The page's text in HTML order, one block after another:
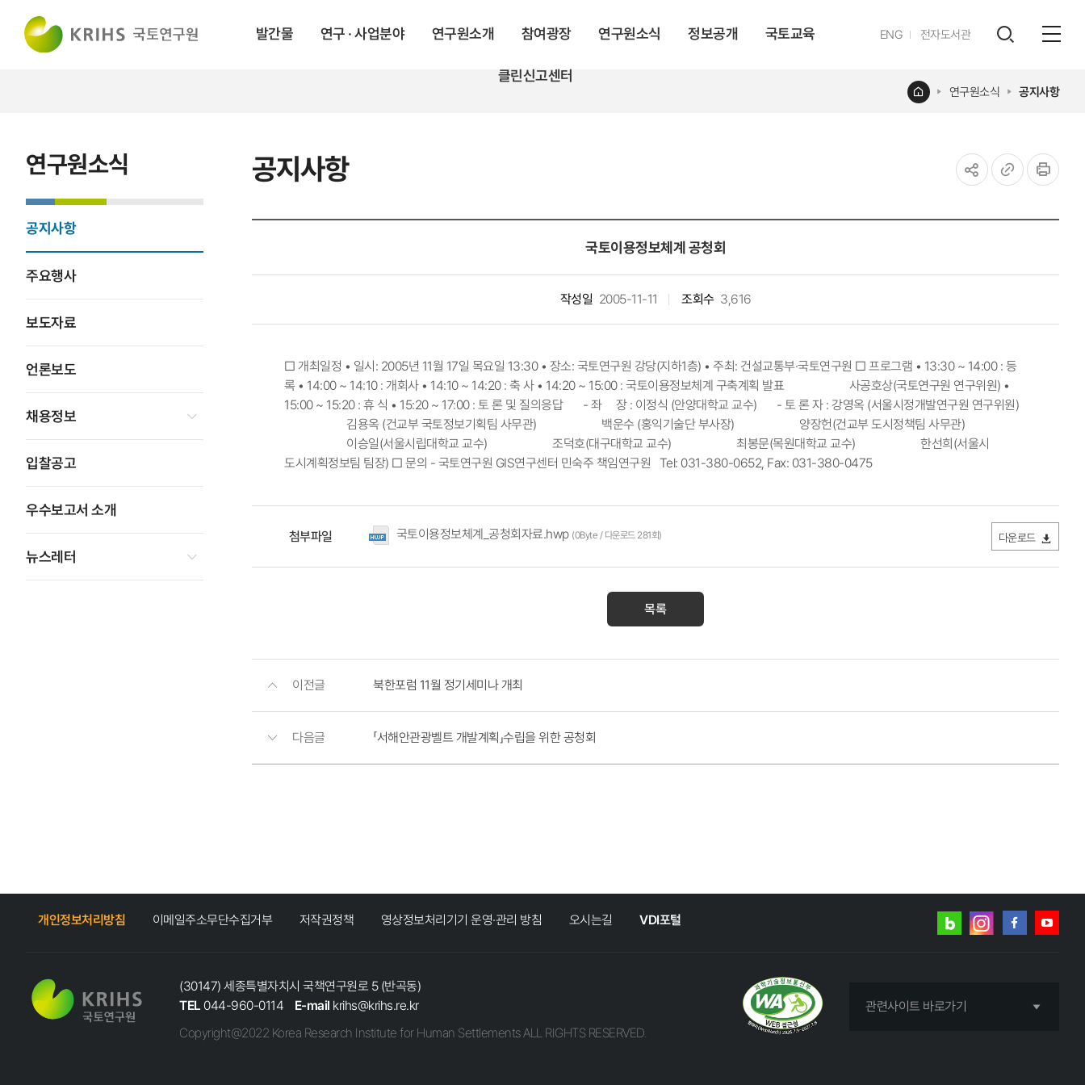
발간물 연구 · 사업분야 연구원소개 참여광장 연구원소식 정보공개 국토교육
클린신고센터
ENG영문전자도서관
레이어
공지사항
홈 연구원소식 공지사항
연구원소식
공지사항
주요행사
보도자료
언론보도
채용정보
입찰공고
우수보고서 소개
뉴스레터
국토이용정보체계 공청회
작성일 2005-11-11 조회수 3,616
□ 개최일정 • 일시: 2005년 11월 17일 목요일 13:30 • 장소: 국토연구원 강당(지하1층) • 주최: 건설교통부·국토연구원 □ 프로그램 • 13:30 ~ 14:00 : 등
록 • 14:00 ~ 14:10 : 개회사 • 14:10 ~ 14:20 : 축 사 • 14:20 ~ 15:00 : 국토이용정보체계 구축계획 발표 사공호상(국토연구원 연구위원) •
15:00 ~ 15:20 : 휴 식 • 15:20 ~ 17:00 : 토 론 및 질의응답 - 좌 장 : 이정식 (안양대학교 교수) - 토 론 자 : 강영옥 (서울시정개발연구원 연구위원)
김용옥 (건교부 국토정보기획팀 사무관) 백운수 (홍익기술단 부사장) 양장헌(건교부 도시정책팀 사무관)
이승일(서울시립대학교 교수) 조덕호(대구대학교 교수) 최봉문(목원대학교 교수) 한선희(서울시
도시계획정보팀 팀장) □ 문의 - 국토연구원 GIS연구센터 민숙주 책임연구원 Tel: 031-380-0652, Fax: 031-380-0475
첨부파일 국토이용정보체계_공청회자료.hwp (0Byte / 다운로드 281회) 다운로드
목록
이전글 북한포럼 11월 정기세미나 개최
다음글 「서해안관광벨트 개발계획」수립을 위한 공청회
개인정보처리방침 이메일주소무단수집거부 저작권정책 영상정보처리기기 운영·관리 방침 오시는길 VDI포털
네이버
인스타그램
(30147) 세종특별자치시 국책연구원로 5 (반곡동)
TEL 044-960-0114 E-mail krihs@krihs.re.kr
Copyright@2022 Korea Research Institute for Human Settlements ALL RIGHTS RESERVED.
관련사이트 바로가기